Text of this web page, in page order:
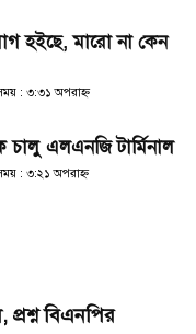
হইছে, মারো না কেন
: ৩:৩১ অপরাহ্ণ
এলএনজি টার্মিনাল
: ৩:২১ অপরাহ্ণ
বিএনপির